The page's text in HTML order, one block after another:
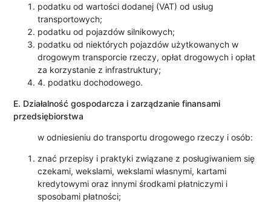
podatku od wartości dodanej (VAT) od usług
transportowych;
podatku od pojazdów silnikowych;
podatku od niektórych pojazdów użytkowanych w
drogowym transporcie rzeczy, opłat drogowych i opłat
za korzystanie z infrastruktury;
4. podatku dochodowego.
E. Działalność gospodarcza i zarządzanie finansami
przedsiębiorstwa
w odniesieniu do transportu drogowego rzeczy i osób:
znać przepisy i praktyki związane z posługiwaniem się
czekami, wekslami, wekslami własnymi, kartami
kredytowymi oraz innymi środkami płatniczymi i
sposobami płatności;